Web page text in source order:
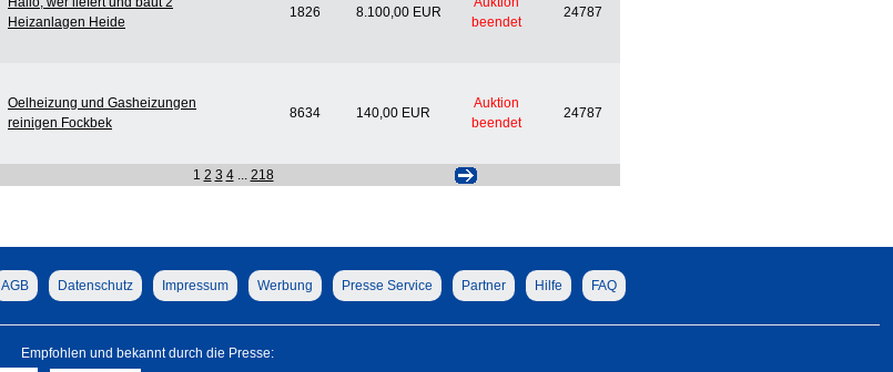
Heizanlagen Heide
1826 8.100,00 EUR
beendet
24787
Oelheizung und Gasheizungen
reinigen Fockbek
8634 140,00 EUR
Auktion
beendet
24787
1 2 3 4... 218
AGB Datenschutz Impressum Werbung Presse Service Partner Hilfe FAQ
Empfohlen und bekannt durch die Presse: